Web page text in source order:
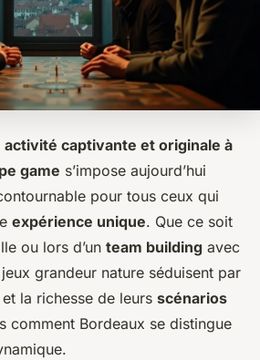
activité captivante et originale à
game s’impose aujourd’hui
pour tous ceux qui
expérience unique. Que ce soit
ou lors d’un team building avec
grandeur nature séduisent par
et la richesse de leurs scénarios
comment Bordeaux se distingue